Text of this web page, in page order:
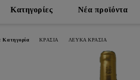
Κατηγορίες Νέα προϊόντα
Κατηγορία ΚΡΑΣΙΑ ΛΕΥΚΑ ΚΡΑΣΙΑ